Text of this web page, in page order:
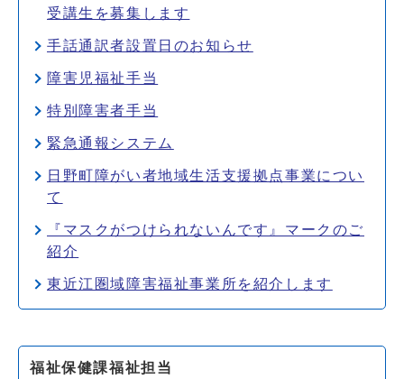
受講生を募集します
手話通訳者設置日のお知らせ
障害児福祉手当
特別障害者手当
緊急通報システム
日野町障がい者地域生活支援拠点事業につい
て
『マスクがつけられないんです』マークのご
紹介
東近江圏域障害福祉事業所を紹介します
福祉保健課福祉担当